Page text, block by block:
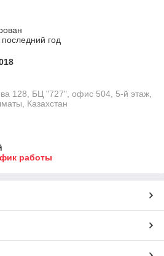
на любые поверхности.
характеристик.
Misot-Flex
следующие виды
:
теплоизоляция
монтажа без использования
год
128, БЦ "727", офис 504, 5-й этаж,
Казахстан
работы